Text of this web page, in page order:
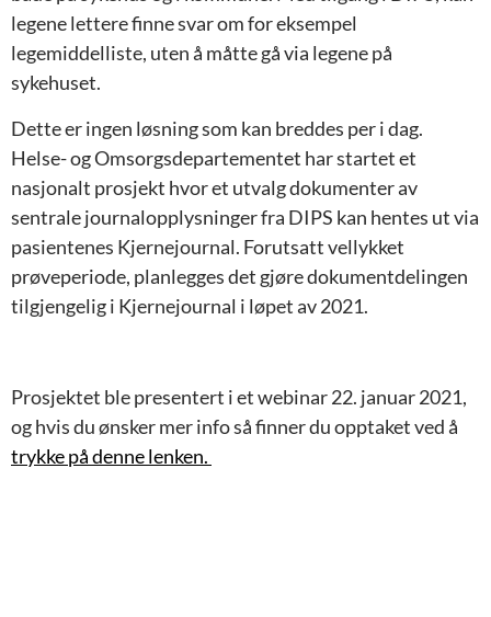
legene lettere finne svar om for eksempel
legemiddelliste, uten å måtte gå via legene på
sykehuset.
Dette er ingen løsning som kan breddes per i dag.
Helse- og Omsorgsdepartementet har startet et
nasjonalt prosjekt hvor et utvalg dokumenter av
sentrale journalopplysninger fra DIPS kan hentes ut via
pasientenes Kjernejournal. Forutsatt vellykket
prøveperiode, planlegges det gjøre dokumentdelingen
tilgjengelig i Kjernejournal i løpet av 2021.
Prosjektet ble presentert i et webinar 22. januar 2021,
og hvis du ønsker mer info så finner du opptaket ved å
trykke på denne lenken.